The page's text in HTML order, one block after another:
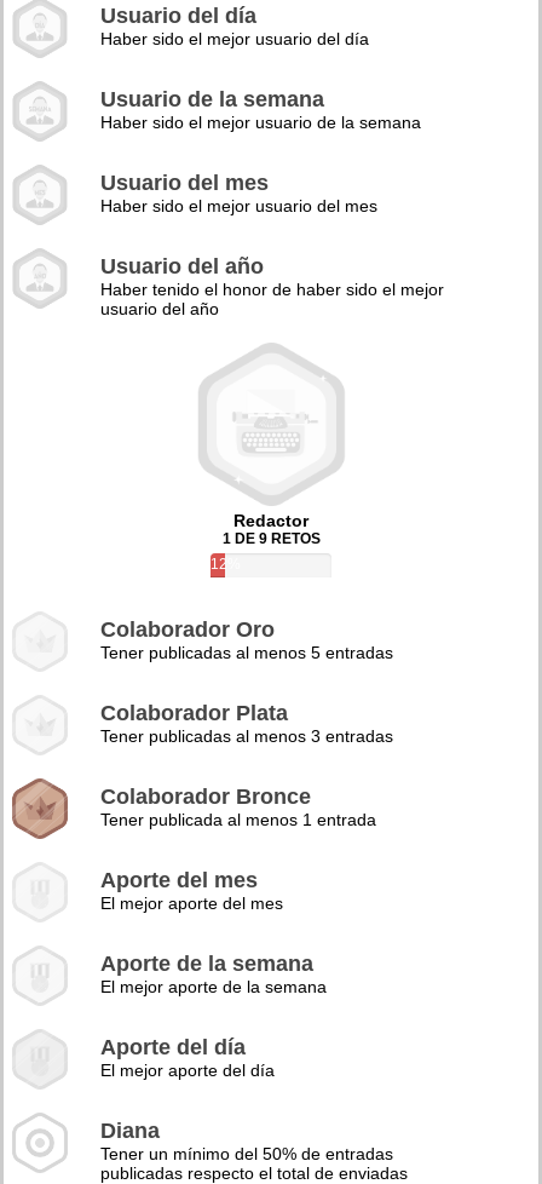
Usuario del día
Haber sido el mejor usuario del día
Usuario de la semana
Haber sido el mejor usuario de la semana
Usuario del mes
Haber sido el mejor usuario del mes
Usuario del año
Haber tenido el honor de haber sido el mejor
usuario del año
Redactor
1 DE 9 RETOS
12%
Colaborador Oro
Tener publicadas al menos 5 entradas
Colaborador Plata
Tener publicadas al menos 3 entradas
Colaborador Bronce
Tener publicada al menos 1 entrada
Aporte del mes
El mejor aporte del mes
Aporte de la semana
El mejor aporte de la semana
Aporte del día
El mejor aporte del día
Diana
Tener un mínimo del 50% de entradas
publicadas respecto el total de enviadas